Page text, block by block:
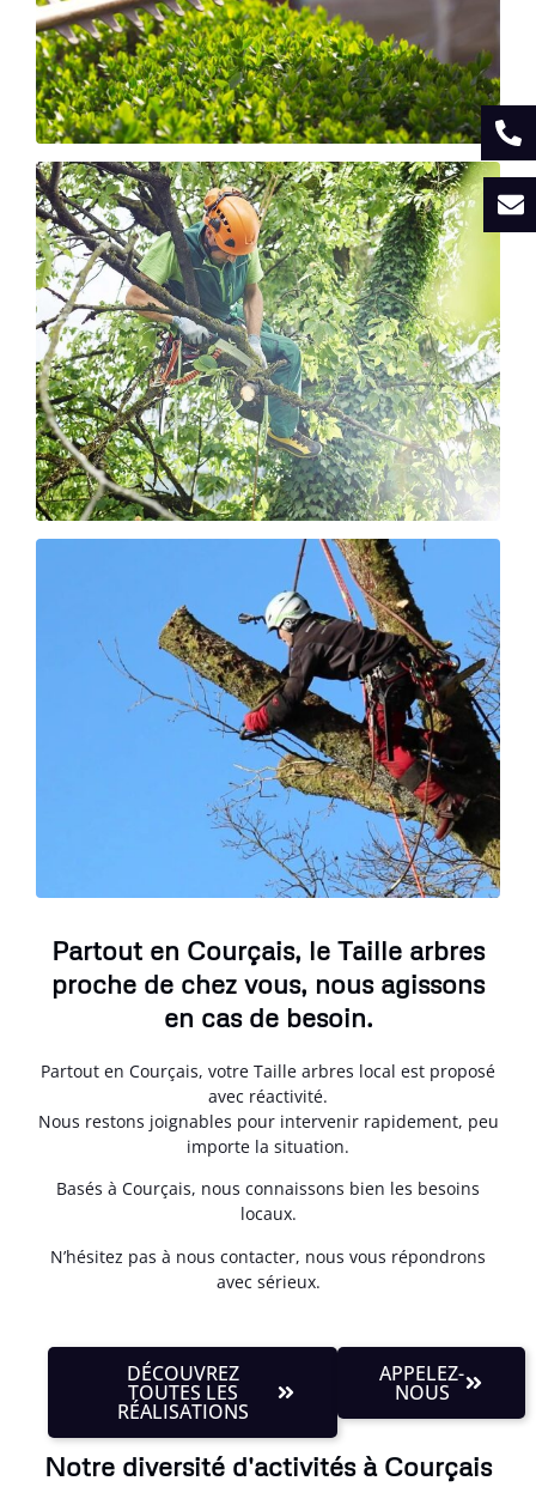
Partout en Courçais, le Taille arbres
proche de chez vous, nous agissons
en cas de besoin.
Partout en Courçais, votre Taille arbres local est proposé
avec réactivité.
Nous restons joignables pour intervenir rapidement, peu
importe la situation.
Basés à Courçais, nous connaissons bien les besoins
locaux.
N’hésitez pas à nous contacter, nous vous répondrons
avec sérieux.
DÉCOUVREZ
TOUTES LES
RÉALISATIONS
APPELEZ-
NOUS
Notre diversité d'activités à Courçais